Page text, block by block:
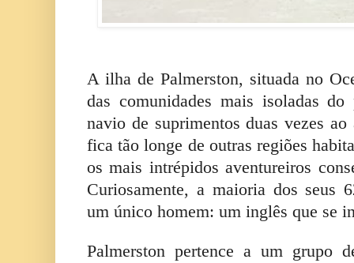
A ilha de Palmerston, situada no
das comunidades mais isoladas
navio de suprimentos duas vezes
fica tão longe de outras regiões
os mais intrépidos aventureiros
Curiosamente, a maioria dos seus
um único homem: um inglês que se
Palmerston pertence a um grupo